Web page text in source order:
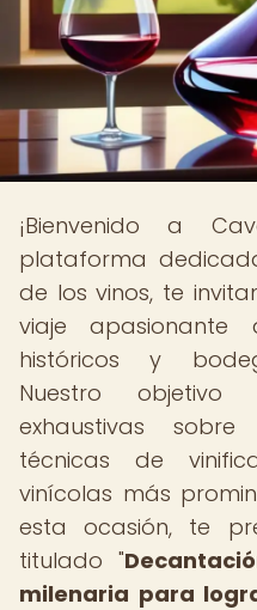
¡Bienvenido a
plataforma
de los vinos, te
viaje
históricos y
Nuestro
exhaustivas
técnicas de
vinícolas más
esta ocasión, te
titulado "
milenaria para